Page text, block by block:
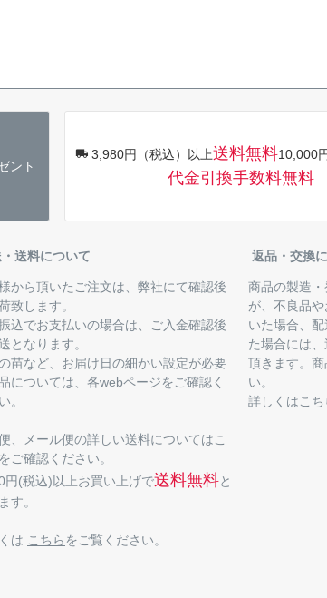
ント
3,980円（税込）以上送料無料10,000
代金引換手数料無料
送料について
から頂いたご注文は、弊社にて確認後
致します。
込でお支払いの場合は、ご入金確認後
となります。
苗など、お届け日の細かい設定が必要
については、各webページをご確認く
。
、メール便の詳しい送料についてはこ
ご確認ください。
円(税込)以上お買い上げで送料無料と
す。
は こちら をご覧ください。
返品・交換
商品の製造
が、不良品
いた場合、
た場合には
頂きます。
い。
詳しくは こち